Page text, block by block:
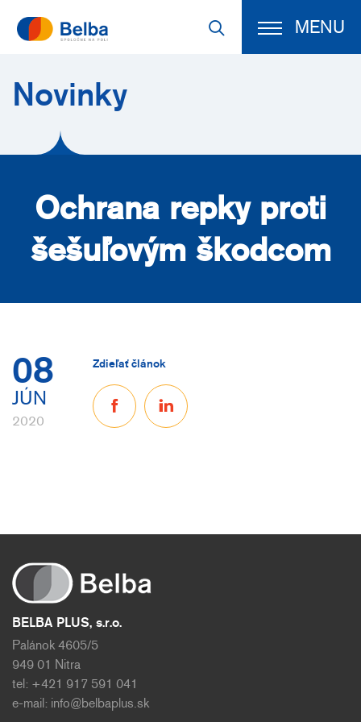
MENU
Novinky
Ochrana repky proti
šešuľovým škodcom
08
JÚN
2020
Zdieľať článok
BELBA PLUS, s.r.o.
Palánok 4605/5
949 01 Nitra
tel: +421 917 591 041
e-mail: info@belbaplus.sk